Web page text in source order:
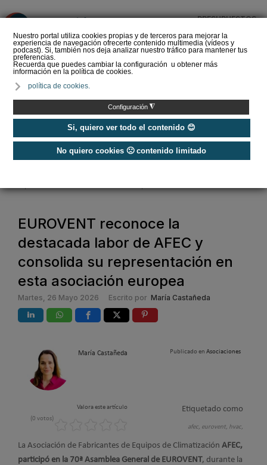
Nuestro portal utiliza cookies propias y de terceros para mejorar la
experiencia de navegación ofrecerte contenido multimedia (vídeos y
podcast). Si, también nos deja analizar nuestro tráfico para mantener tus
preferencias.
Recuerda que puedes cambiar la configuración u obtener más
información en la política de cookies.
política de cookies.
Configuración ◮
Si, quiero ver todo el contenido 😊
No quiero cookies 🙁 contenido limitado
PRESUPUESTOS
del Amperio (Episodio 3)
Noticias / Asociaciones
/
EUROVENT reconoce la
destacada labor de AFEC y
consolida su representación en
esta asociación europea
Martes, 26 Mayo 2026 Escrito por María Castañeda
María Castañeda Publicado en Asociaciones
Valora este artículo
(0 votos)
Etiquetado como
afec, eurovent, hvac,
La Asociación de Fabricantes de Equipos de Climatización AFEC,
participó en la 70ª Asamblea General de EUROVENT, durante la